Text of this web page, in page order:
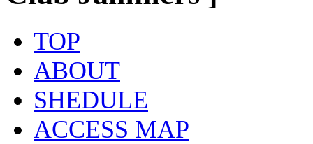
TOP
ABOUT
SHEDULE
ACCESS MAP